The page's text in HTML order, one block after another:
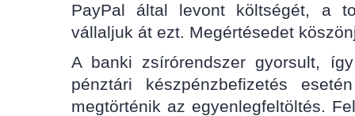
PayPal által levont költségét, a
vállaljuk át ezt. Megértésedet
A banki zsírórendszer gyorsult,
pénztári készpénzbefizetés
megtörténik az egyenlegfeltöltés.